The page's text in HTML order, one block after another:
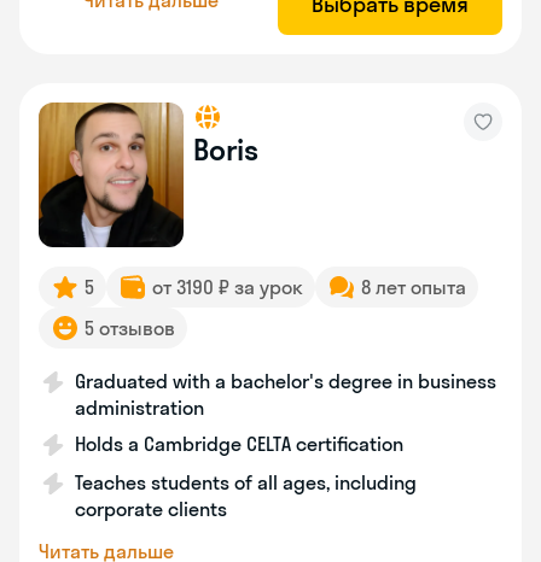
Boris
5 от 3190 ₽ за урок
8 лет опыта
5 отзывов
Graduated with a bachelor's degree in business
administration
Holds a Cambridge CELTA certification
Teaches students of all ages, including
corporate clients
Читать дальше